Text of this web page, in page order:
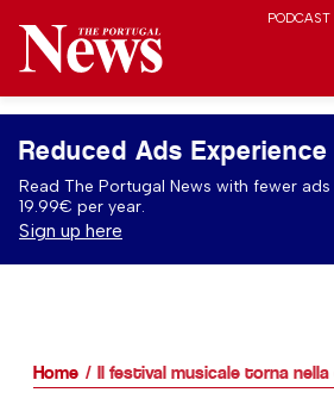
PODCAST
Reduced Ads Experience
Read The Portugal News with fewer
19.99€ per year.
Sign up here
Home Il festival musicale torna